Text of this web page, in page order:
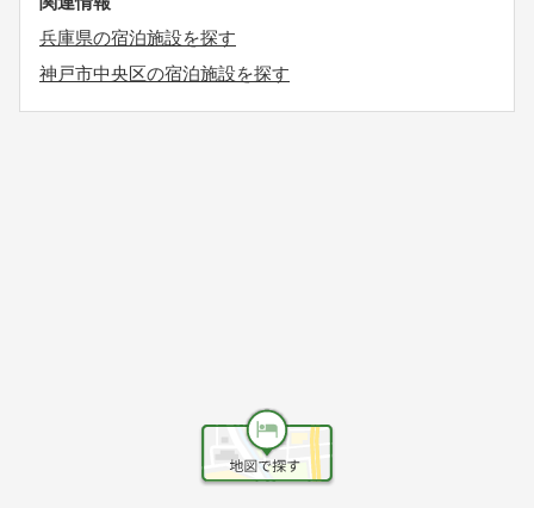
兵庫県の宿泊施設を探す
神戸市中央区の宿泊施設を探す